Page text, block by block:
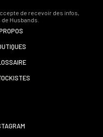
de recevoir des infos,
Husbands.